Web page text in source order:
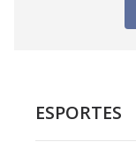
ESPORTES